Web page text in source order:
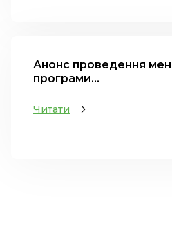
Анонс проведення
програми...
Читати